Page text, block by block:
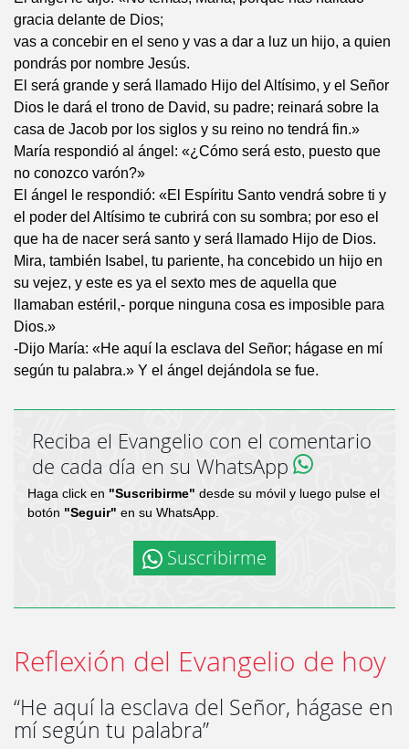
gracia delante de Dios;
vas a concebir en el seno y vas a dar a luz un hijo, a quien
pondrás por nombre Jesús.
El será grande y será llamado Hijo del Altísimo, y el Señor
Dios le dará el trono de David, su padre; reinará sobre la
casa de Jacob por los siglos y su reino no tendrá fin.»
María respondió al ángel: «¿Cómo será esto, puesto que
no conozco varón?»
El ángel le respondió: «El Espíritu Santo vendrá sobre ti y
el poder del Altísimo te cubrirá con su sombra; por eso el
que ha de nacer será santo y será llamado Hijo de Dios.
Mira, también Isabel, tu pariente, ha concebido un hijo en
su vejez, y este es ya el sexto mes de aquella que
llamaban estéril,- porque ninguna cosa es imposible para
Dios.»
-Dijo María: «He aquí la esclava del Señor; hágase en mí
según tu palabra.» Y el ángel dejándola se fue.
Reciba el Evangelio con el comentario
de cada día en su WhatsApp
Haga click en "Suscribirme" desde su móvil y luego pulse el
botón "Seguir" en su WhatsApp.
Suscribirme
Reflexión del Evangelio de hoy
“He aquí la esclava del Señor, hágase en
mí según tu palabra”